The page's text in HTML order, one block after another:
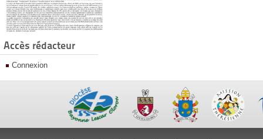
Accès rédacteur
Connexion